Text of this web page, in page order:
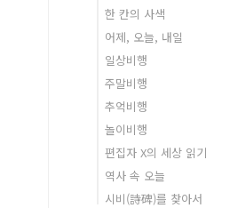
한 칸의 사색
어제, 오늘, 내일
일상비행
주말비행
추억비행
놀이비행
편집자 X의 세상 읽기
역사 속 오늘
시비(詩碑)를 찾아서